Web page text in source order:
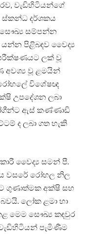
වැඩිහිටියන්ගේ
ස්කන්ධ දර්ශකය
සෞඛ්‍ය සම්පන්න
පිළිබඳව වෛද්‍ය
ලක් වූ
අවශ්‍ය වූ ළමයින්
විශේෂඥ
උපදේශන ලබා
ඇස් කණ්ණාඩි
ද ලබා ගත හැකි
වෛද්‍ය සමන් පී.
වසරේ රෝහල නිල
ගුණාත්මක අක්ෂි සහ
බවයි. ලෝක ළමා හා
මෙම සෞඛ්‍ය කඳවුර
පැමිණීම